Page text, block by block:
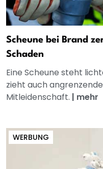
Scheune bei Brand
Schaden
Eine Scheune steht
zieht auch
Mitleidenschaft. | mehr
WERBUNG